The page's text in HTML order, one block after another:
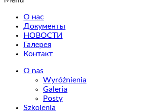
О нас
Документы
НОВОСТИ
Галерея
Контакт
O nas
Wyróżnienia
Galeria
Posty
Szkolenia